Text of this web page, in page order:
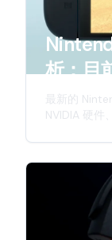
析：目
最新的
NVIDIA 硬件